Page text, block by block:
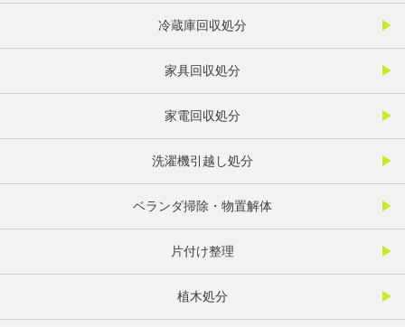
冷蔵庫回収処分
家具回収処分
家電回収処分
洗濯機引越し処分
ベランダ掃除・物置解体
片付け整理
植木処分